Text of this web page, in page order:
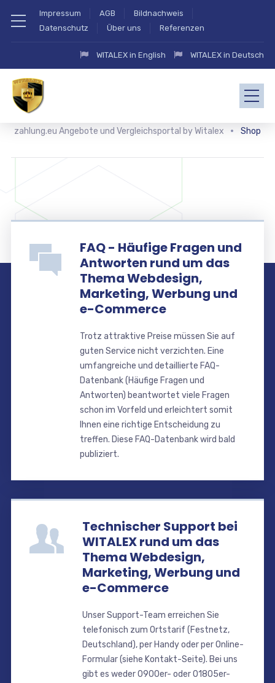
Impressum AGB
Bildnachweis
Datenschutz
Über uns Referenzen
WITALEX in English WITALEX in Deutsch
zahlung.eu Angebote und Vergleichsportal by Witalex Shop
FAQ - Häufige Fragen und
Antworten rund um das
Thema Webdesign,
Marketing, Werbung und
e-Commerce
Trotz attraktive Preise müssen Sie auf
guten Service nicht verzichten. Eine
umfangreiche und detaillierte FAQ-
Datenbank (Häufige Fragen und
Antworten) beantwortet viele Fragen
schon im Vorfeld und erleichtert somit
Ihnen eine richtige Entscheidung zu
treffen. Diese FAQ-Datenbank wird bald
publiziert.
Technischer Support bei
WITALEX rund um das
Thema Webdesign,
Marketing, Werbung und
e-Commerce
Unser Support-Team erreichen Sie
telefonisch zum Ortstarif (Festnetz,
Deutschland), per Handy oder per Online-
Formular (siehe Kontakt-Seite). Bei uns
gibt es weder 0900er- oder 01805er-